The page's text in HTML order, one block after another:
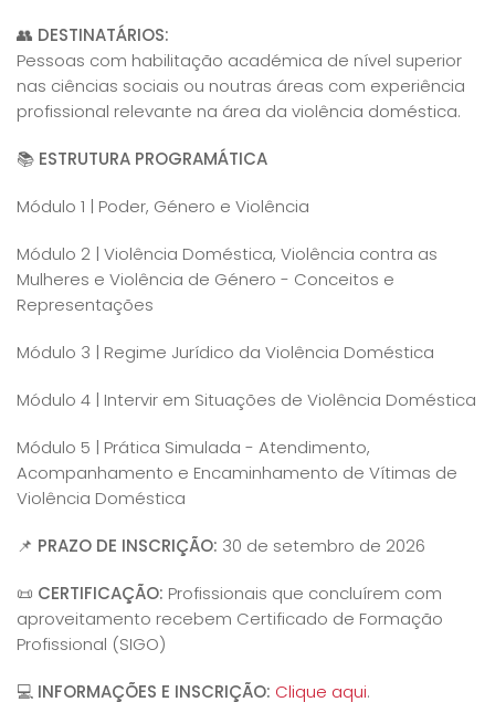
👥 DESTINATÁRIOS:
Pessoas com habilitação académica de nível superior
nas ciências sociais ou noutras áreas com experiência
profissional relevante na área da violência doméstica.
📚 ESTRUTURA PROGRAMÁTICA
Módulo 1 | Poder, Género e Violência
Módulo 2 | Violência Doméstica, Violência contra as
Mulheres e Violência de Género - Conceitos e
Representações
Módulo 3 | Regime Jurídico da Violência Doméstica
Módulo 4 | Intervir em Situações de Violência Doméstica
Módulo 5 | Prática Simulada - Atendimento,
Acompanhamento e Encaminhamento de Vítimas de
Violência Doméstica
📌 PRAZO DE INSCRIÇÃO: 30 de setembro de 2026
📜 CERTIFICAÇÃO: Profissionais que concluírem com
aproveitamento recebem Certificado de Formação
Profissional (SIGO)
💻 INFORMAÇÕES E INSCRIÇÃO: Clique aqui.